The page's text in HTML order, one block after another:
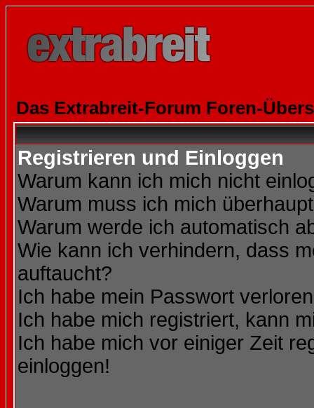
Das Extrabreit-Forum Foren-
Registrieren und Einloggen
Warum kann ich mich nicht
Warum muss ich mich
Warum werde ich automatisch
Wie kann ich verhindern, dass
auftaucht?
Ich habe mein Passwort
Ich habe mich registriert, kann
Ich habe mich vor einiger Zeit
einloggen!